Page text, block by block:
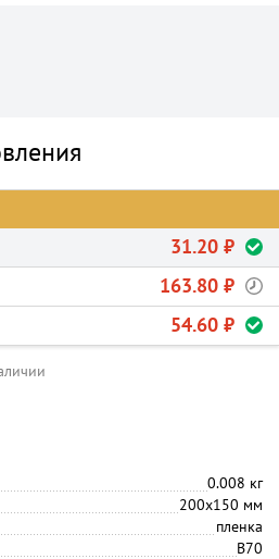
31.20 ₽
163.80 ₽
54.60 ₽
0.008 кг
200х150 мм
пленка
B70